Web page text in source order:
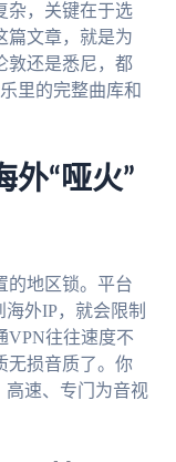
杂，关键在于选
篇文章，就是为
敦还是悉尼，都
里的完整曲库和
外“哑火”
的地区锁。平台
外IP，就会限制
VPN往往速度不
无损音质了。你
高速、专门为音视